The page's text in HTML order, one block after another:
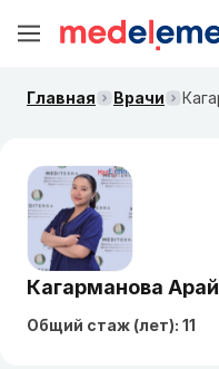
Главная Врачи
Кагарманова
Общий стаж (лет): 11